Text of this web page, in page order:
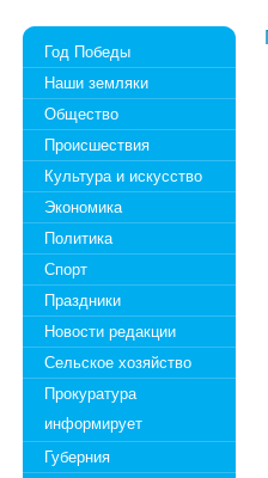
Год Победы
Наши земляки
Общество
Происшествия
Культура и искусство
Экономика
Политика
Спорт
Праздники
Новости редакции
Сельское хозяйство
Прокуратура
информирует
Губерния